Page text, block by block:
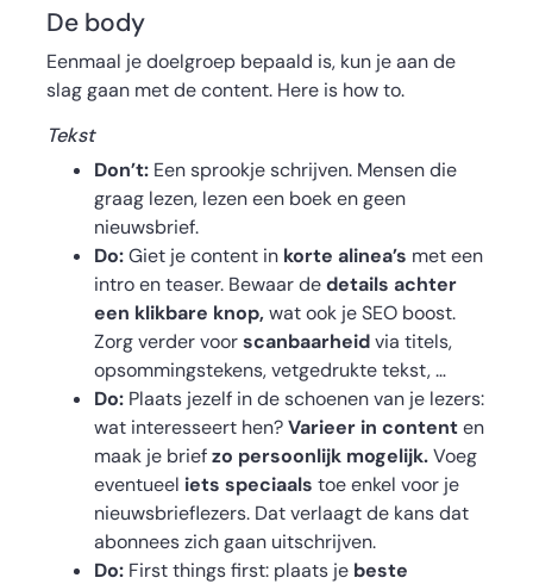
De body
Eenmaal je doelgroep bepaald is, kun je aan de
slag gaan met de content. Here is how to.
Tekst
Don’t: Een sprookje schrijven. Mensen die
graag lezen, lezen een boek en geen
nieuwsbrief.
Do:Giet je content in korte alinea’s met een
intro en teaser. Bewaar dedetails achter
een klikbare knop,wat ook je SEO boost.
Zorg verder voorscanbaarheidvia titels,
opsommingstekens, vetgedrukte tekst, …
Do: Plaats jezelf in de schoenen van je lezers:
wat interesseert hen?Varieer in contenten
maak je briefzo persoonlijk mogelijk.Voeg
eventueel iets speciaals toe enkel voor je
nieuwsbrieflezers. Dat verlaagt de kans dat
abonnees zich gaan uitschrijven.
Do: First things first: plaats je beste